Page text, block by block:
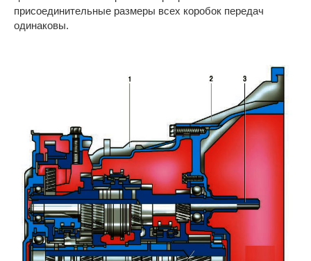
присоединительные размеры всех коробок передач
одинаковы.